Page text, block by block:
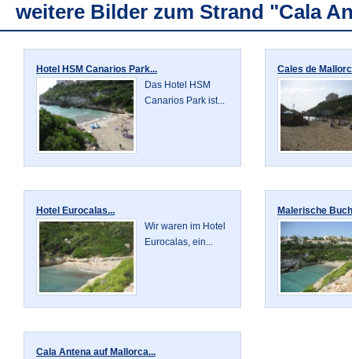
weitere Bilder zum Strand "Cala
Hotel HSM Canarios Park...
Das Hotel HSM
Canarios Park ist...
Cales de
Hotel Eurocalas...
Wir waren im Hotel
Eurocalas, ein...
Malerische
Cala Antena auf Mallorca...